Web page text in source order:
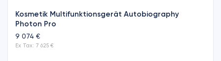
Kosmetik Multifunktionsgerät Autobiography
Photon Pro
9 074 €
Ex Tax: 7 625 €